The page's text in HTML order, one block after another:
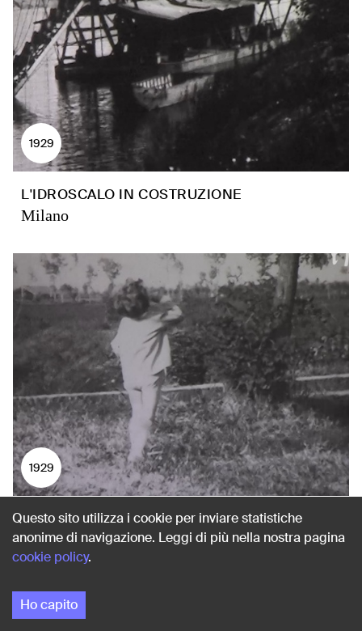
1929
L'IDROSCALO IN COSTRUZIONE
Milano
1929
LA CITTÀ IN LONTANANZA
Milano
Questo sito utilizza i cookie per inviare statistiche
anonime di navigazione. Leggi di più nella nostra pagina
cookie policy.
Ho capito